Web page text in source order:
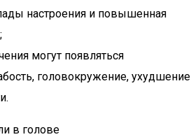
настроения и повышенная
могут появляться
головокружение, ухудшение
в голове